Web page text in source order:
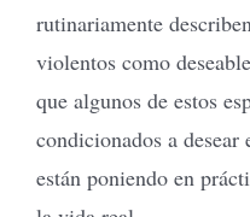
rutinariamente
violentos como
que algunos de estos
condicionados a desear
están poniendo en